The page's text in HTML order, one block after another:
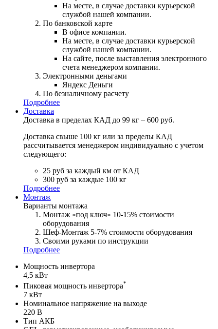
На месте, в случае доставки курьерской
службой нашей компании.
По банковской карте
В офисе компании.
На месте, в случае доставки курьерской
службой нашей компании.
На сайте, после выставления электронного
счета менеджером компании.
Электронными деньгами
Яндекс Деньги
По безналичному расчету
Подробнее
Доставка
Доставка в пределах КАД до 99 кг – 600 руб.
Доставка свыше 100 кг или за пределы КАД
рассчитывается менеджером индивидуально с учетом
следующего:
25 руб за каждый км от КАД
300 руб за каждые 100 кг
Подробнее
Монтаж
Варианты монтажа
Монтаж «под ключ» 10-15% стоимости
оборудования
Шеф-Монтаж 5-7% стоимости оборудования
Своими руками по инструкции
Подробнее
Мощность инвертора
4,5 кВт
Пиковая мощность инвертора*
7 кВт
Номинальное напряжение на выходе
220 В
Тип АКБ